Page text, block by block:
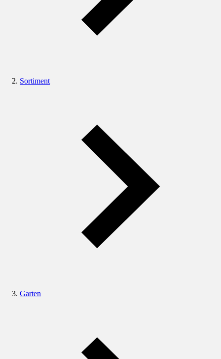
Sortiment
Garten